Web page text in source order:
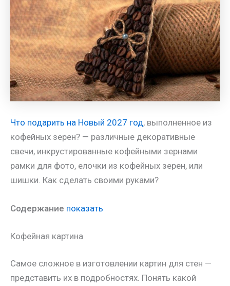
n
i
k
i
s
t
а
в
и
т
ь
Что подарить на Новый 2027 год, выполненное из
кофейных зерен? — различные декоративные
свечи, инкрустированные кофейными зернами
рамки для фото, елочки из кофейных зерен, или
шишки. Как сделать своими руками?
Содержание показать
Кофейная картина
Самое сложное в изготовлении картин для стен —
представить их в подробностях. Понять какой